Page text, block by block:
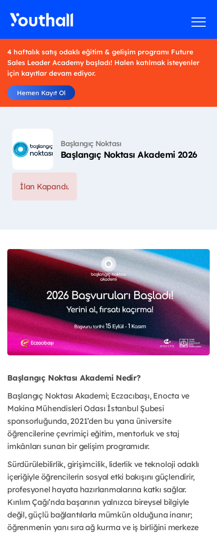
4 haftalık satış odaklı eğitim & gelişim programı Future
Sales Leader Academy başladı! Halen katılmak isteyenler
için kayıtlar devam ediyor.
Hemen Kayıt Ol
Başlangıç Noktası
Başlangıç Noktası Akademi 2026
İlan Kapandı.
Başlangıç Noktası Akademi Nedir?
Başlangıç Noktası Akademi; Eczacıbaşı, Enocta ve
Makina Mühendisleri Odası İstanbul Şubesi
sponsorluğunda, 2021’den bu yana üniversite
öğrencilerine çevrimiçi eğitim, mentorluk ve staj
imkânları sunan bir gelişim programıdır.
Sürdürülebilirlik, girişimcilik, liderlik ve teknoloji odaklı
içeriğiyle öğrencilerin sosyal etki bakışını güçlendirir,
profesyonel hayata hazırlanmalarına katkı sağlar.
Kırılım Çağı’nda başarının yalnızca bireysel bilgiyle
değil, güçlü bağlantılarla mümkün olduğuna inanır;
öğrenmenin yanı sıra ağ kurma ve iş birliğini merkeze